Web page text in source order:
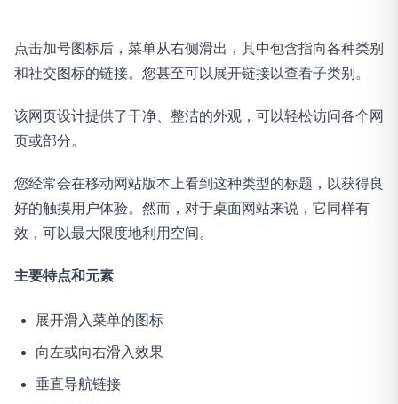
点击加号图标后，菜单从右侧滑出，其中包含指向各种类别
和社交图标的链接。您甚至可以展开链接以查看子类别。
该网页设计提供了干净、整洁的外观，可以轻松访问各个网
页或部分。
您经常会在移动网站版本上看到这种类型的标题，以获得良
好的触摸用户体验。然而，对于桌面网站来说，它同样有
效，可以最大限度地利用空间。
主要特点和元素
展开滑入菜单的图标
向左或向右滑入效果
垂直导航链接